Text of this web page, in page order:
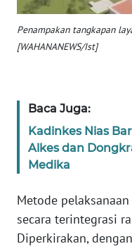
Penampakan tangkapan
[WAHANANEWS/Ist]
Baca Juga:
Kadinkes Nias
Alkes dan
Medika
Metode
secara terintegrasi
Diperkirakan,
WN
SULTRA
WN
SULTENG
WN
WN
BABEL